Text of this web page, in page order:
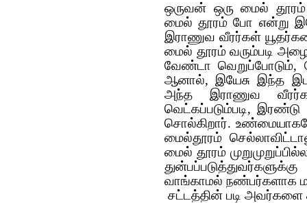
ஒருவன் ஒரு மைல்
மைல் தூரம் போ என்று
இராணுவ வீரர்கள்
மைல் தூரம் வரும்படி
வேண்டா
ஆனால், இயேசு இந்த
அந்த இராணுவ
வெட்கப்படும்படி,
சொல்கிறார்.
மைல்தூரம்
மைல் தூரம்
வாங்காமல் நண்பர்களாக
சட்டத்தின் படி அவர்களை